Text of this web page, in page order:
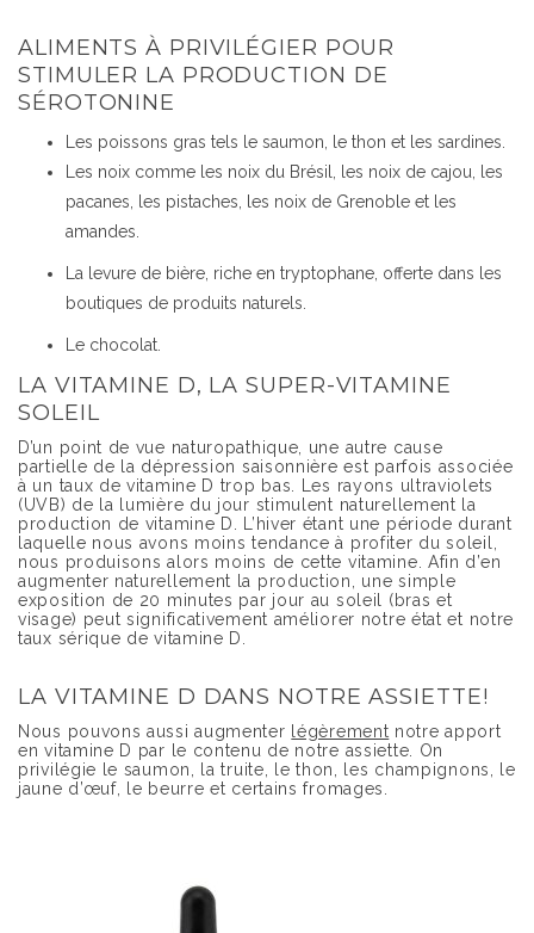
ALIMENTS À PRIVILÉGIER POUR
STIMULER LA PRODUCTION DE
SÉROTONINE
Les poissons gras tels le saumon, le thon et les sardines.
Les noix comme les noix du Brésil, les noix de cajou, les
pacanes, les pistaches, les noix de Grenoble et les
amandes.
La levure de bière, riche en tryptophane, offerte dans les
boutiques de produits naturels.
Le chocolat.
LA VITAMINE D, LA SUPER-VITAMINE
SOLEIL
D’un point de vue naturopathique, une autre cause
partielle de la dépression saisonnière est parfois associée
à un taux de vitamine D trop bas. Les rayons ultraviolets
(UVB) de la lumière du jour stimulent naturellement la
production de vitamine D. L’hiver étant une période durant
laquelle nous avons moins tendance à profiter du soleil,
nous produisons alors moins de cette vitamine. Afin d’en
augmenter naturellement la production, une simple
exposition de 20 minutes par jour au soleil (bras et
visage) peut significativement améliorer notre état et notre
taux sérique de vitamine D.
LA VITAMINE D DANS NOTRE ASSIETTE!
Nous pouvons aussi augmenter légèrement notre apport
en vitamine D par le contenu de notre assiette. On
privilégie le saumon, la truite, le thon, les champignons, le
jaune d’œuf, le beurre et certains fromages.